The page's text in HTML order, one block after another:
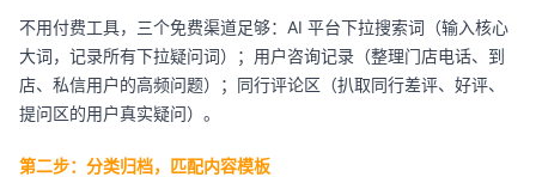
不用付费工具，三个免费渠道足够：AI 平台下拉搜索词（输入核心
大词，记录所有下拉疑问词）；用户咨询记录（整理门店电话、到
店、私信用户的高频问题）；同行评论区（扒取同行差评、好评、
提问区的用户真实疑问）。
第二步：分类归档，匹配内容模板